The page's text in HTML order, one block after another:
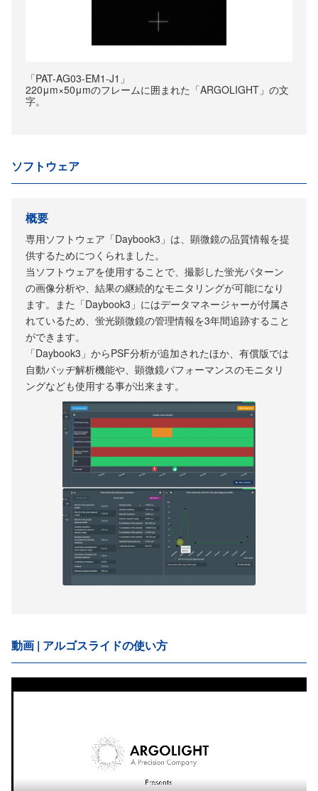
「PAT-AG03-EM1-J1」
220μm×50μmのフレームに囲まれた「ARGOLIGHT」の文
字。
ソフトウェア
概要
専用ソフトウェア「Daybook3」は、顕微鏡の品質情報を提
供するためにつくられました。
当ソフトウェアを使用することで、撮影した蛍光パターン
の画像分析や、結果の継続的なモニタリングが可能になり
ます。また「Daybook3」にはデータマネージャーが付属さ
れているため、蛍光顕微鏡の管理情報を3年間追跡すること
ができます。
「Daybook3」からPSF分析が追加されたほか、有償版では
自動バッヂ解析機能や、顕微鏡パフォーマンスのモニタリ
ングなども使用する事が出来ます。
動画 | アルゴスライドの使い方